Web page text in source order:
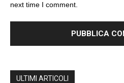
next time I comment.
ULTIMI ARTICOLI